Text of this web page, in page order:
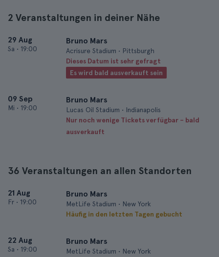
2 Veranstaltungen in deiner Nähe
29 Aug
Sa • 19:00
Bruno Mars
Acrisure Stadium • Pittsburgh
Dieses Datum ist sehr gefragt
Es wird bald ausverkauft sein
09 Sep
Mi • 19:00
Bruno Mars
Lucas Oil Stadium • Indianapolis
Nur noch wenige Tickets verfügbar – bald
ausverkauft
36 Veranstaltungen an allen Standorten
21 Aug
Fr • 19:00
Bruno Mars
MetLife Stadium • New York
Häufig in den letzten Tagen gebucht
22 Aug
Sa • 19:00
Bruno Mars
MetLife Stadium • New York